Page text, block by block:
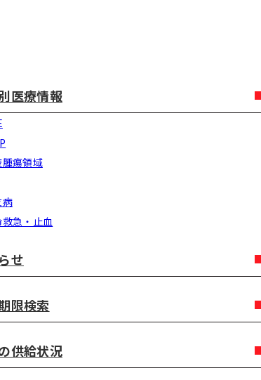
医療情報
腫瘍領域
病
救急・止血
せ
限検索
供給状況